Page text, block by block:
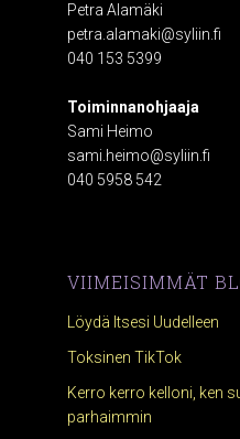
Petra Alamäki
petra.alamaki@syliin.fi
040 153 5399
Toiminnanohjaaja
Sami Heimo
sami.heimo@syliin.fi
040 5958 542
VIIMEISIMMÄT
Löydä Itsesi Uudelleen
Toksinen TikTok
Kerro kerro kelloni, ken
parhaimmin